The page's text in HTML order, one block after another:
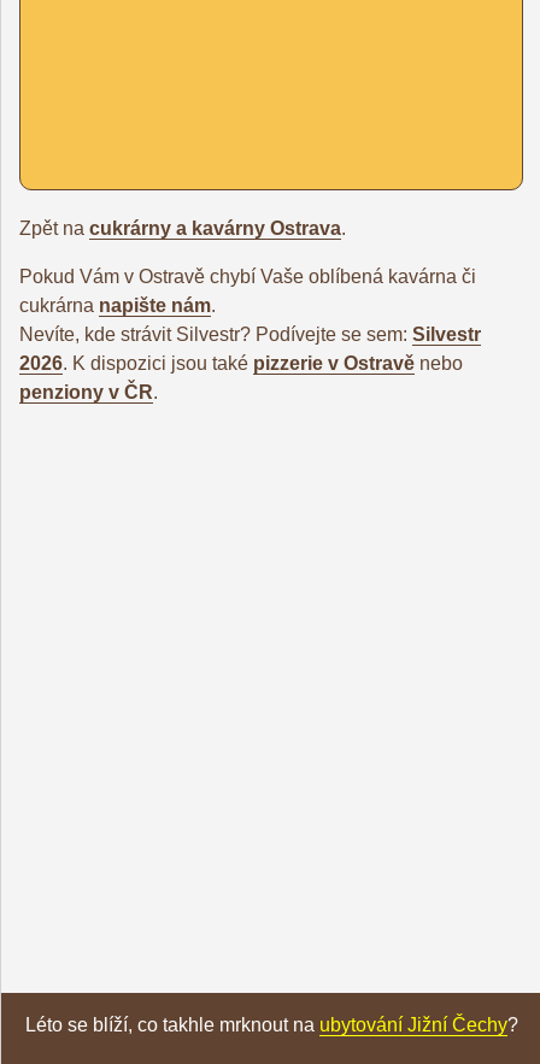
Zpět na cukrárny a kavárny Ostrava.
Pokud Vám v Ostravě chybí Vaše oblíbená kavárna či
cukrárna napište nám.
Nevíte, kde strávit Silvestr? Podívejte se sem: Silvestr
2026. K dispozici jsou také pizzerie v Ostravě nebo
penziony v ČR.
Léto se blíží, co takhle mrknout na ubytování Jižní Čechy?